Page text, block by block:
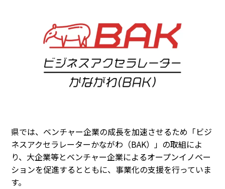
県では、ベンチャー企業の成長を加速させるため「ビジ
ネスアクセラレーターかながわ（BAK）」の取組によ
り、大企業等とベンチャー企業によるオープンイノベー
ションを促進するとともに、事業化の支援を行っていま
す。